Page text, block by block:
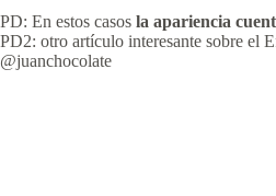
PD: En estos casos la apariencia
PD2: otro artículo interesante sobre el
@juanchocolate